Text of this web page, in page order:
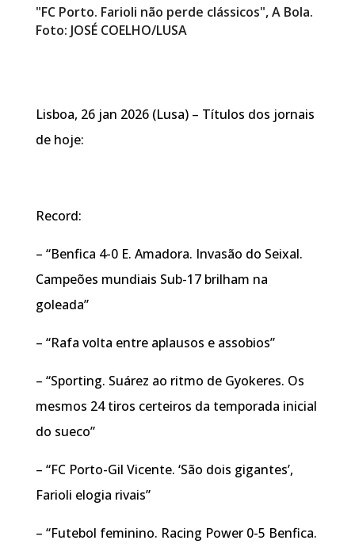
"FC Porto. Farioli não perde clássicos", A Bola.
Foto: JOSÉ COELHO/LUSA
Lisboa, 26 jan 2026 (Lusa) – Títulos dos jornais
de hoje:
Record:
– “Benfica 4-0 E. Amadora. Invasão do Seixal.
Campeões mundiais Sub-17 brilham na
goleada”
– “Rafa volta entre aplausos e assobios”
– “Sporting. Suárez ao ritmo de Gyokeres. Os
mesmos 24 tiros certeiros da temporada inicial
do sueco”
– “FC Porto-Gil Vicente. ‘São dois gigantes’,
Farioli elogia rivais”
– “Futebol feminino. Racing Power 0-5 Benfica.